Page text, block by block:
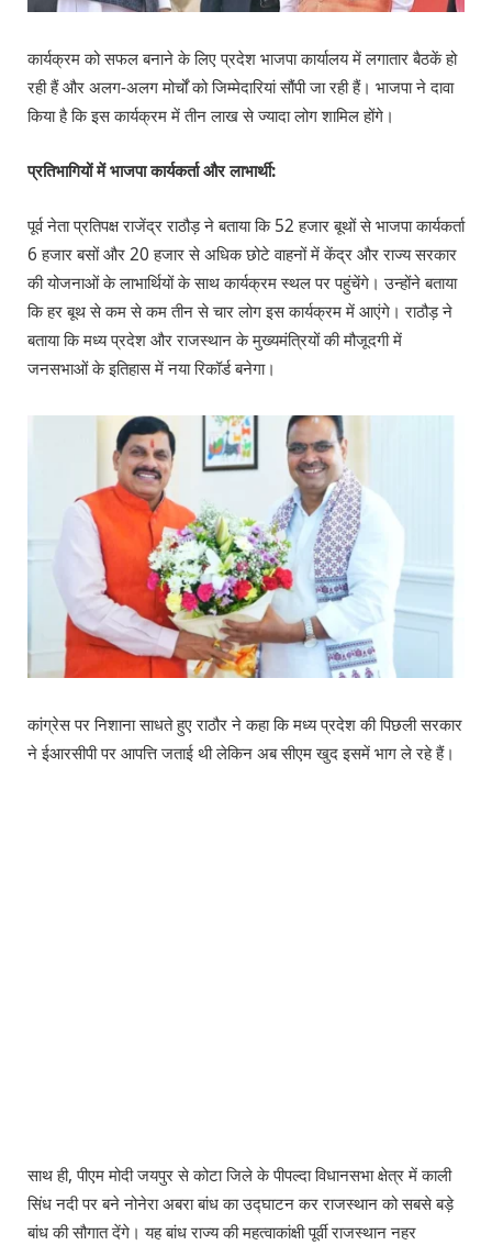
कार्यक्रम को सफल बनाने के लिए प्रदेश भाजपा कार्यालय में लगातार बैठकें हो
रही हैं और अलग-अलग मोर्चों को जिम्मेदारियां सौंपी जा रही हैं। भाजपा ने दावा
किया है कि इस कार्यक्रम में तीन लाख से ज्यादा लोग शामिल होंगे।
प्रतिभागियों में भाजपा कार्यकर्ता और लाभार्थी:
पूर्व नेता प्रतिपक्ष राजेंद्र राठौड़ ने बताया कि 52 हजार बूथों से भाजपा कार्यकर्ता
6 हजार बसों और 20 हजार से अधिक छोटे वाहनों में केंद्र और राज्य सरकार
की योजनाओं के लाभार्थियों के साथ कार्यक्रम स्थल पर पहुंचेंगे। उन्होंने बताया
कि हर बूथ से कम से कम तीन से चार लोग इस कार्यक्रम में आएंगे। राठौड़ ने
बताया कि मध्य प्रदेश और राजस्थान के मुख्यमंत्रियों की मौजूदगी में
जनसभाओं के इतिहास में नया रिकॉर्ड बनेगा।
कांग्रेस पर निशाना साधते हुए राठौर ने कहा कि मध्य प्रदेश की पिछली सरकार
ने ईआरसीपी पर आपत्ति जताई थी लेकिन अब सीएम खुद इसमें भाग ले रहे हैं।
साथ ही, पीएम मोदी जयपुर से कोटा जिले के पीपल्दा विधानसभा क्षेत्र में काली
सिंध नदी पर बने नोनेरा अबरा बांध का उद्घाटन कर राजस्थान को सबसे बड़े
बांध की सौगात देंगे। यह बांध राज्य की महत्वाकांक्षी पूर्वी राजस्थान नहर